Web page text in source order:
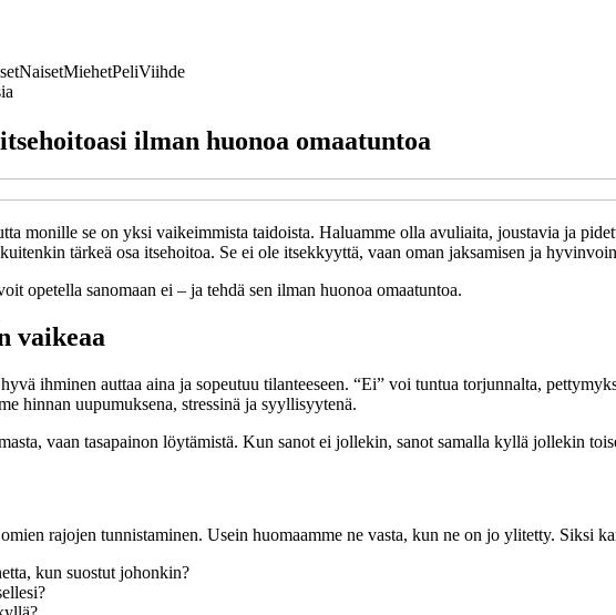
NaisetMiehetPeliViihde
ilman huonoa omaatuntoa
monille se on yksi vaikeimmista taidoista. Haluamme olla avuliaita, joustavia ja
tärkeä osa itsehoitoa. Se ei ole itsekkyyttä, vaan oman jaksamisen ja
opetella sanomaan ei – ja tehdä sen ilman huonoa omaatuntoa.
vaikeaa
ihminen auttaa aina ja sopeutuu tilanteeseen. “Ei” voi tuntua torjunnalta,
hinnan uupumuksena, stressinä ja syyllisyytenä.
vaan tasapainon löytämistä. Kun sanot ei jollekin, sanot samalla kyllä jollekin
rajojen tunnistaminen. Usein huomaamme ne vasta, kun ne on jo ylitetty. Siksi
kun suostut johonkin?